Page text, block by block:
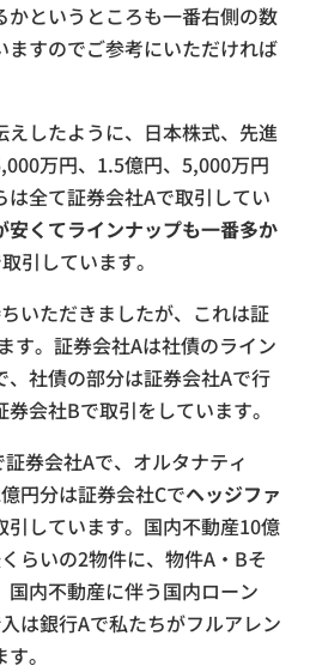
というところも一番右側の数
ますのでご参考にいただければ
したように、日本株式、先進
万円、1.5億円、5,000万円
は全て証券会社Aで取引してい
安くてラインナップも一番多か
引しています。
いただきましたが、これは証
す。証券会社Aは社債のライン
、社債の部分は証券会社Aで行
会社Bで取引をしています。
券会社Aで、オルタナティ
円分は証券会社Cでヘッジファ
引しています。国内不動産10億
らいの2物件に、物件A・Bそ
内不動産に伴う国内ローン
は銀行Aで私たちがフルアレン
。